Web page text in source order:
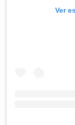
Ver